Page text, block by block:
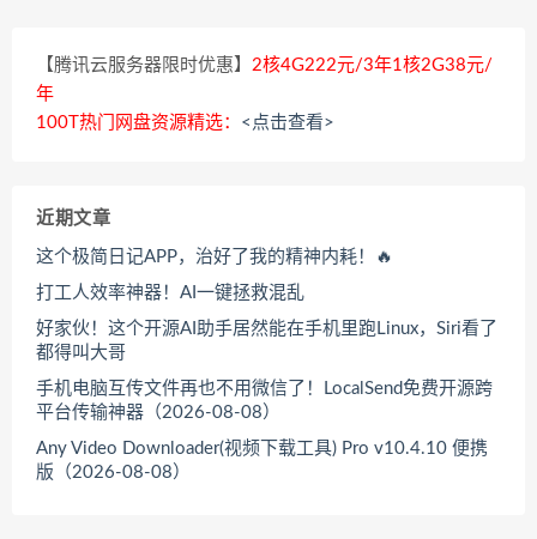
【腾讯云服务器限时优惠】 2核4G222元/3年1核2G38元/
年
100T热门网盘资源精选： <点击查看>
近期文章
这个极简日记APP，治好了我的精神内耗！🔥
打工人效率神器！AI一键拯救混乱
好家伙！这个开源AI助手居然能在手机里跑Linux，Siri看了
都得叫大哥
手机电脑互传文件再也不用微信了！LocalSend免费开源跨
平台传输神器（2026-08-08）
Any Video Downloader(视频下载工具) Pro v10.4.10 便携
版（2026-08-08）